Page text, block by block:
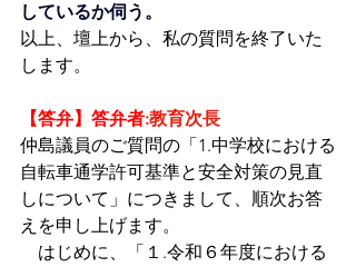
しているか伺う。
以上、壇上から、私の質問を終了いた
します。
【答弁】答弁者:教育次長
仲島議員のご質問の「1.中学校における
自転車通学許可基準と安全対策の見直
しについて」につきまして、順次お答
えを申し上げます。
はじめに、「１.令和６年度における